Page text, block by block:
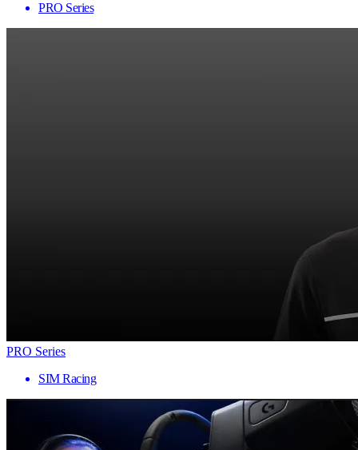
PRO Series
PRO Series
SIM Racing